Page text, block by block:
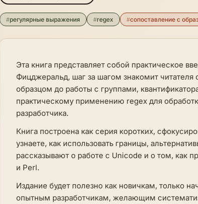
#регулярные выражения #regex #сопоставление с
Эта книга представляет собой практическое
Фицджеральд, шаг за шагом знакомит
образцом до работы с группами,
практическому применению regex для
разработчика.
Книга построена как серия коротких,
узнаете, как использовать границы,
рассказывают о работе с Unicode и о том, как
и Perl.
Издание будет полезно как новичкам, только
опытным разработчикам, желающим